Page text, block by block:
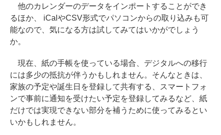
他のカレンダーのデータをインポートすることができ
るほか、 iCalやCSV形式でパソコンからの取り込みも可
能なので、気になる方は試してみてはいかがでしょう
か。
現在、紙の手帳を使っている場合、デジタルへの移行
には多少の抵抗が伴うかもしれません。そんなときは、
家族の予定や誕生日を登録して共有する、スマートフォ
ンで事前に通知を受けたい予定を登録してみるなど、紙
だけでは実現できない部分を補うために使ってみるとい
いかもしれません。